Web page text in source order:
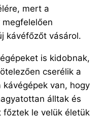
mert a
kávéfőzőt vásárol.
is kidobnak,
cserélik a
van, hogy
álltak és
le velük életük